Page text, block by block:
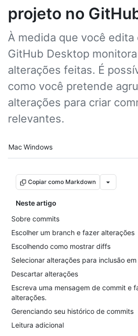
projeto no
À medida que você edita
GitHub Desktop
alterações feitas. É
como você pretende
alterações para criar
relevantes.
Platform navigation
Mac Windows
Copiar como Markdown
Neste artigo
Sobre commits
Escolher um branch e fazer alterações
Escolhendo como mostrar diffs
Selecionar alterações para inclusão
Descartar alterações
Escreva uma mensagem de commit e
alterações.
Gerenciando seu histórico de commits
Leitura adicional